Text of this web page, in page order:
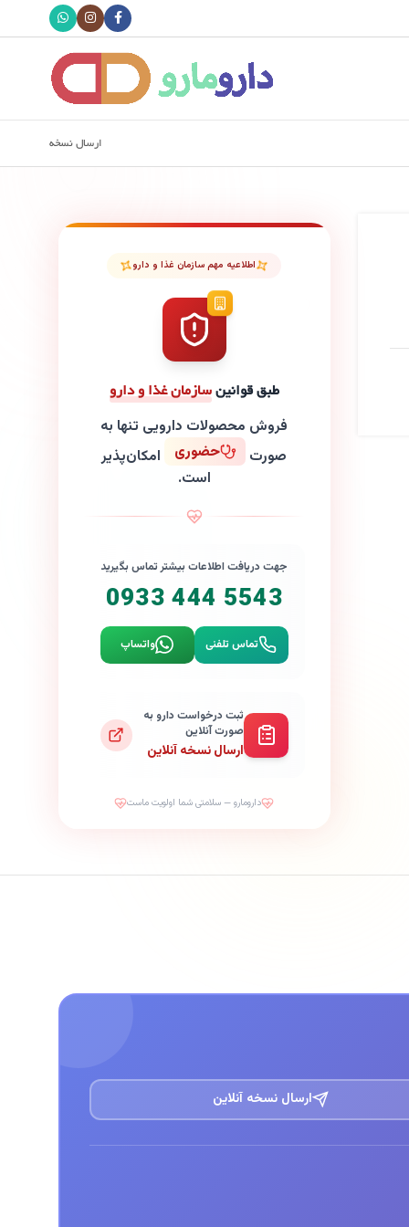
ارسال نسخه
اطلاعیه مهم سازمان غذا و دارو
طبق قوانینسازمان غذا و دارو
فروش محصولات دارویی تنها به
صورت
حضوری
امکان‌پذیر
است.
جهت دریافت اطلاعات بیشتر تماس بگیرید
0933 444 5543
تماس تلفنی واتساپ
ثبت درخواست دارو به
صورت آنلاین
ارسال نسخه آنلاین
دارومارو — سلامتی شما اولویت ماست
ارسال نسخه آنلاین